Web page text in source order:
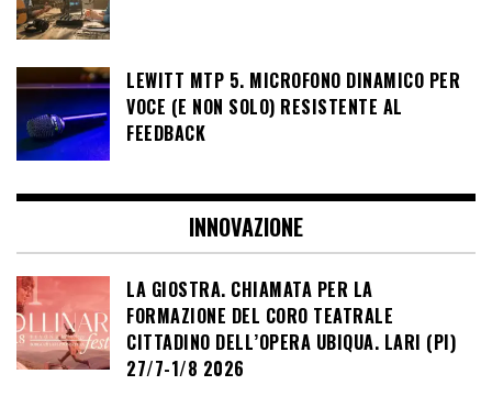
LEWITT MTP 5. MICROFONO DINAMICO PER
VOCE (E NON SOLO) RESISTENTE AL
FEEDBACK
INNOVAZIONE
LA GIOSTRA. CHIAMATA PER LA
FORMAZIONE DEL CORO TEATRALE
CITTADINO DELL’OPERA UBIQUA. LARI (PI)
27/7-1/8 2026